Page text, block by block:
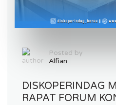
Posted by
Alfian
DISKOPERINDAG
RAPAT FORUM